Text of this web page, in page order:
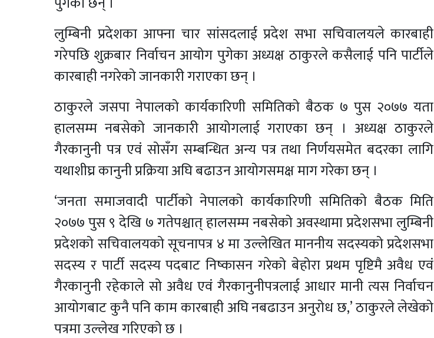
लुम्बिनी प्रदेशका आफ्ना चार सांसदलाई प्रदेश सभा सचिवालयले कारबाही
गरेपछि शुक्रबार निर्वाचन आयोग पुगेका अध्यक्ष ठाकुरले कसैलाई पनि पार्टीले
कारबाही नगरेको जानकारी गराएका छन् ।
ठाकुरले जसपा नेपालको कार्यकारिणी समितिको बैठक ७ पुस २०७७ यता
हालसम्म नबसेको जानकारी आयोगलाई गराएका छन् । अध्यक्ष ठाकुरले
गैरकानुनी पत्र एवं सोसँग सम्बन्धित अन्य पत्र तथा निर्णयसमेत बदरका लागि
यथाशीघ्र कानुनी प्रक्रिया अघि बढाउन आयोगसमक्ष माग गरेका छन् ।
‘जनता समाजवादी पार्टीको नेपालको कार्यकारिणी समितिको बैठक मिति
२०७७ पुस ९ देखि ७ गतेपश्चात् हालसम्म नबसेको अवस्थामा प्रदेशसभा लुम्बिनी
प्रदेशको सचिवालयको सूचनापत्र ४ मा उल्लेखित माननीय सदस्यको प्रदेशसभा
सदस्य र पार्टी सदस्य पदबाट निष्कासन गरेको बेहोरा प्रथम पृष्टिमै अवैध एवं
गैरकानुनी रहेकाले सो अवैध एवं गैरकानुनीपत्रलाई आधार मानी त्यस निर्वाचन
आयोगबाट कुनै पनि काम कारबाही अघि नबढाउन अनुरोध छ,’ ठाकुरले लेखेको
पत्रमा उल्लेख गरिएको छ ।